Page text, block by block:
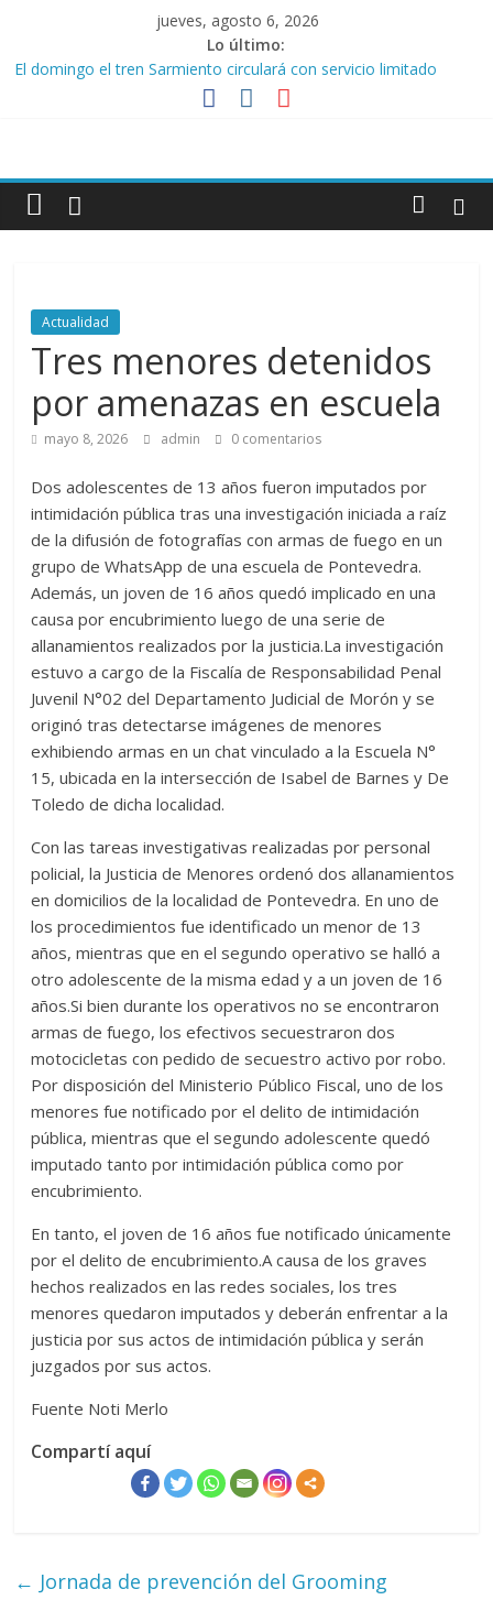
contenido
jueves, agosto 6, 2026
Lo último:
El domingo el tren Sarmiento circulará con servicio limitado
Ex gendarme prófugo detenido en Libertad
Una por una, las promos de Cuenta DNI en agosto
todos
los
Actualidad
Tres menores detenidos
por amenazas en escuela
mayo 8, 2026 admin 0 comentarios
Dos adolescentes de 13 años fueron imputados por
intimidación pública tras una investigación iniciada a raíz
de la difusión de fotografías con armas de fuego en un
grupo de WhatsApp de una escuela de Pontevedra.
Además, un joven de 16 años quedó implicado en una
causa por encubrimiento luego de una serie de
allanamientos realizados por la justicia.La investigación
estuvo a cargo de la Fiscalía de Responsabilidad Penal
Juvenil N°02 del Departamento Judicial de Morón y se
originó tras detectarse imágenes de menores
exhibiendo armas en un chat vinculado a la Escuela N°
15, ubicada en la intersección de Isabel de Barnes y De
Toledo de dicha localidad.
Con las tareas investigativas realizadas por personal
policial, la Justicia de Menores ordenó dos allanamientos
en domicilios de la localidad de Pontevedra. En uno de
los procedimientos fue identificado un menor de 13
años, mientras que en el segundo operativo se halló a
otro adolescente de la misma edad y a un joven de 16
años.Si bien durante los operativos no se encontraron
armas de fuego, los efectivos secuestraron dos
motocicletas con pedido de secuestro activo por robo.
Por disposición del Ministerio Público Fiscal, uno de los
menores fue notificado por el delito de intimidación
pública, mientras que el segundo adolescente quedó
imputado tanto por intimidación pública como por
encubrimiento.
En tanto, el joven de 16 años fue notificado únicamente
por el delito de encubrimiento.A causa de los graves
hechos realizados en las redes sociales, los tres
menores quedaron imputados y deberán enfrentar a la
justicia por sus actos de intimidación pública y serán
juzgados por sus actos.
Fuente Noti Merlo
Compartí aquí
← Jornada de prevención del Grooming